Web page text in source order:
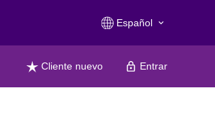
Español keyboard_arrow_down
Cliente nuevo Entrar